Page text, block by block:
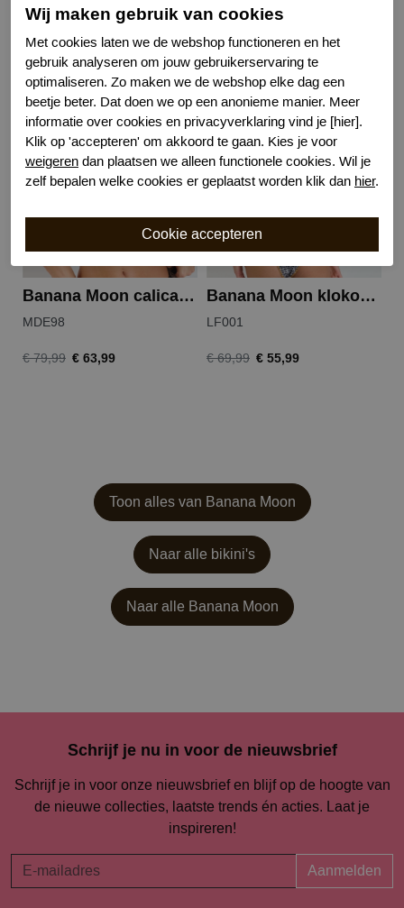
Gerelateerde producten
-20%
Banana Moon calicari jotrao top
MDE98
€ 79,99 € 63,99
-20%
Banana Moon klokoa blika slip
LF001
€ 69,99 € 55,99
Toon alles van Banana Moon
Naar alle bikini's
Naar alle Banana Moon
Schrijf je nu in voor de nieuwsbrief
Schrijf je in voor onze nieuwsbrief en blijf op de hoogte van
de nieuwe collecties, laatste trends én acties. Laat je
inspireren!
Aanmelden
Wij maken gebruik van cookies
Met cookies laten we de webshop functioneren en het
gebruik analyseren om jouw gebruikerservaring te
optimaliseren. Zo maken we de webshop elke dag een
beetje beter. Dat doen we op een anonieme manier. Meer
informatie over cookies en privacyverklaring vind je [hier].
Klik op 'accepteren' om akkoord te gaan. Kies je voor
weigeren dan plaatsen we alleen functionele cookies. Wil je
zelf bepalen welke cookies er geplaatst worden klik dan hier.